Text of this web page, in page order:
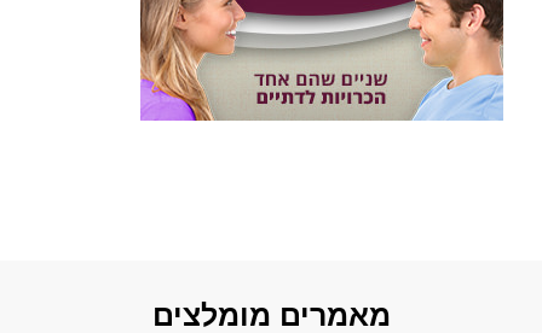
מאמרים מומלצים